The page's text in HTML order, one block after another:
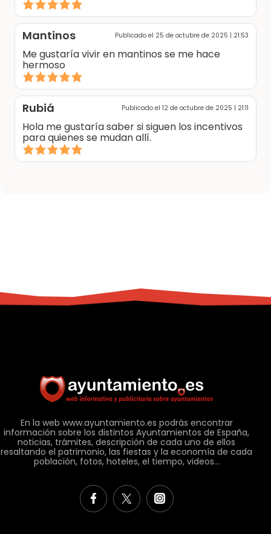
Mantinos Publicado el 25 de octubre de 2025 | 21:53
Me gustaría vivir en mantinos se me hace
hermoso
Rubiá Publicado el 12 de octubre de 2025 | 21:11
Hola me gustaría saber si siguen los incentivos
para quienes se mudan allí.
En la web www.ayuntamiento.es podrás encontrar
información sobre los distintos Ayuntamientos de España,
noticias, trámites, descripción de cada uno de ellos
resaltando el patrimonio, las fiestas y la economía de cada
población, fotos, hoteles, el tiempo, videos...